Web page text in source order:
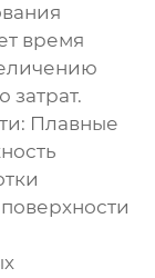
время
Плавные